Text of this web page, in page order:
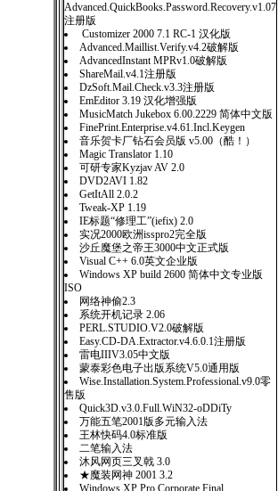
Advanced.QuickBooks.Password.Recovery.v1.07
注册版
Customizer 2000 7.1 RC-1 汉化版
Advanced.Maillist.Verify.v4.2破解版
AdvancedInstant MPRv1.0破解版
ShareMail.v4.1注册版
DzSoft.Mail.Check.v3.3注册版
EmEditor 3.19 汉化增强版
MusicMatch Jukebox 6.00.2229 简体中文版
FinePrint.Enterprise.v4.61.Incl.Keygen
音乐贺卡厂钻石会员版 v5.00（酷！）
Magic Translator 1.10
可研专家Kyzjav AV 2.0
DVD2AVI 1.82
GetItAll 2.0.2
Tweak-XP 1.19
IE标题“修理工”(iefix) 2.0
实况2000欧洲isspro2完全版
沙丘魔堡之帝王3000中文正式版
Visual C++ 6.0英文企业版
Windows XP build 2600 简体中文专业版
ISO
网络神偷2.3
系统开机记录 2.06
PERL.STUDIO.V2.0破解版
Easy.CD-DA.Extractor.v4.6.0.1注册版
雷电IIIV3.05中文版
蒙泰彩色电子出版系统V5.0通用版
Wise.Installation.System.Professional.v9.0零
售版
Quick3D.v3.0.Full.WiN32-oDDiTy
万能五笔2001版多元输入法
王林快码4.0标准版
二笔输入法
沐风网页三叉戟 3.0
★魔装网神 2001 3.2
Windows XP Pro Corporate Final